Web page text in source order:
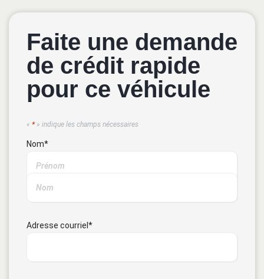
Faite une demande
de crédit rapide
pour ce véhicule
« *» indique les champs nécessaires
Nom*
Adresse courriel *